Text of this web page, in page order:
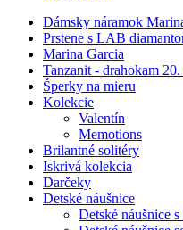
Dámsky náramok
Prstene s LAB
Marina Garcia
Tanzanit - drahokam 20.
Šperky na mieru
Kolekcie
Valentín
Memotions
Brilantné solitéry
Iskrivá kolekcia
Darčeky
Detské náušnice
Detské náušnice